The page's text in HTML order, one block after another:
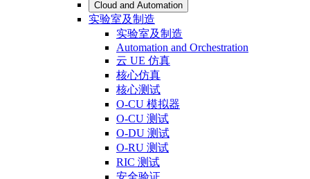
Cloud and Automation
实验室及制造
实验室及制造
Automation and Orchestration
云 UE 仿真
核心仿真
核心测试
O-CU 模拟器
O-CU 测试
O-DU 测试
O-RU 测试
RIC 测试